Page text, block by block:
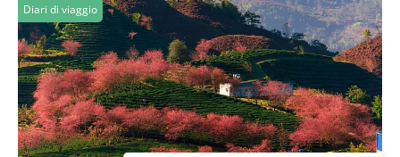
Diari di viaggio